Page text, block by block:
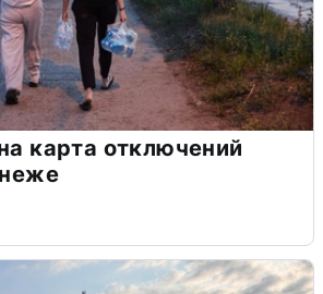
карта отключений